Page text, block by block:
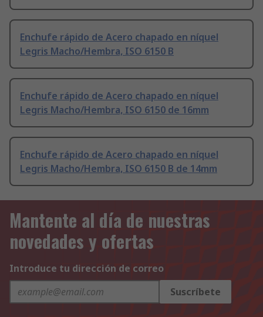
Enchufe rápido de Acero chapado en níquel
Legris Macho/Hembra, ISO 6150 B
Enchufe rápido de Acero chapado en níquel
Legris Macho/Hembra, ISO 6150 de 16mm
Enchufe rápido de Acero chapado en níquel
Legris Macho/Hembra, ISO 6150 B de 14mm
Mantente al día de nuestras
novedades y ofertas
Introduce tu dirección de correo
Suscríbete